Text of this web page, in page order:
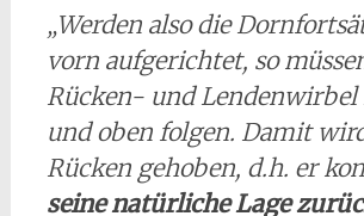
„Werden also die
vorn aufgerichtet, so
Rücken- und Lendenwirbel
und oben folgen. Damit
Rücken gehoben, d.h. er
seine natürliche Lage